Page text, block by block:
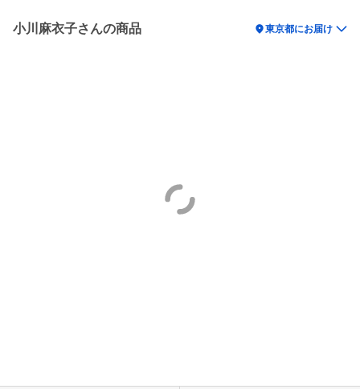
小川麻衣子さんの商品 location_on東京都にお届け